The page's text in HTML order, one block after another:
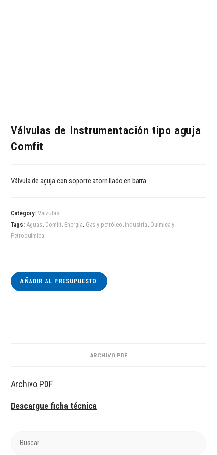
Válvulas de Instrumentación tipo aguja
Comfit
Válvula de aguja con soporte atornillado en barra.
Category:Válvulas
Tags: Aguas, Comfit, Energía, Gas y petróleo, Industria, Química y
Petroquímica
AÑADIR AL PRESUPUESTO
ARCHIVO PDF
Archivo PDF
Descargue ficha técnica